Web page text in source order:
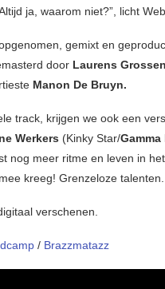
ja, waarom niet?”, licht
gemixt en
door Laurens Grossen
Manon De Bruyn.
track, krijgen we ook een
Werkers (Kinky Star/Gamma
nog meer ritme en leven in
kreeg! Grenzeloze talenten.
verschenen.
/ Brazzmatazz